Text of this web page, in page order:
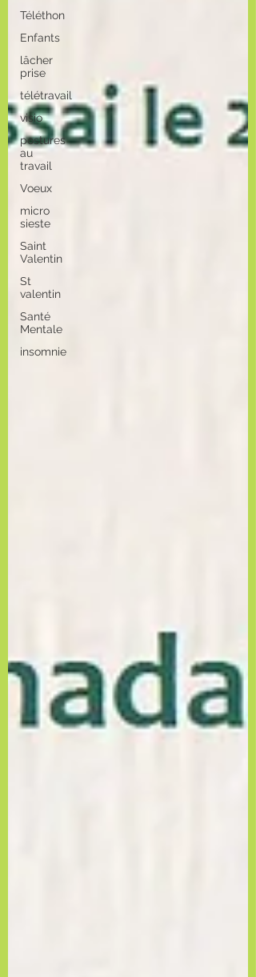
Téléthon
Enfants
lâcher
prise
télétravail
visio
postures
au
travail
Voeux
micro
sieste
Saint
Valentin
St
valentin
Santé
Mentale
insomnie